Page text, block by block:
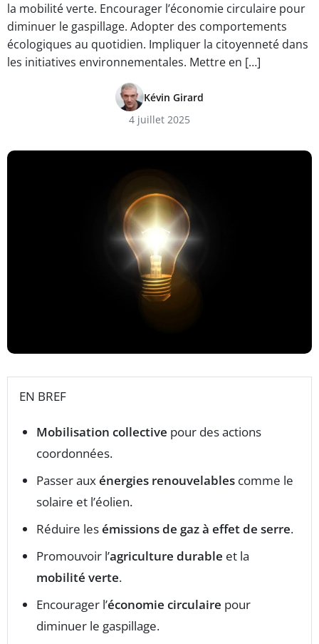
la mobilité verte. Encourager l’économie circulaire pour
diminuer le gaspillage. Adopter des comportements
écologiques au quotidien. Impliquer la citoyenneté dans
les initiatives environnementales. Mettre en […]
Kévin Girard
4 juillet 2025
EN BREF
Mobilisation collective pour des actions
coordonnées.
Passer auxénergies renouvelables comme le
solaire et l’éolien.
Réduire lesémissions de gaz à effet de serre.
Promouvoir l’agriculture durable et la
mobilité verte.
Encourager l’économie circulaire pour
diminuer le gaspillage.